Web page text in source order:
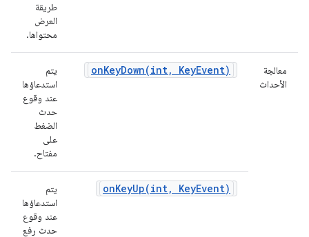
طريقة
العرض
محتواها.
معالجة
الأحداث
onKeyDown(int, KeyEvent)
يتم
استدعاؤها
عند وقوع
حدث
الضغط
على
مفتاح.
onKeyUp(int, KeyEvent)
يتم
استدعاؤها
عند وقوع
حدث رفع